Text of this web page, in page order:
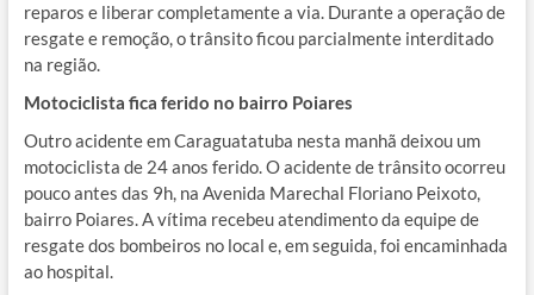
reparos e liberar completamente a via. Durante a operação de
resgate e remoção, o trânsito ficou parcialmente interditado
na região.
Motociclista fica ferido no bairro Poiares
Outro acidente em Caraguatatuba nesta manhã deixou um
motociclista de 24 anos ferido. O acidente de trânsito ocorreu
pouco antes das 9h, na Avenida Marechal Floriano Peixoto,
bairro Poiares. A vítima recebeu atendimento da equipe de
resgate dos bombeiros no local e, em seguida, foi encaminhada
ao hospital.